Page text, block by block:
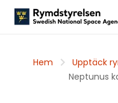
Hem Upptäck
Neptunus